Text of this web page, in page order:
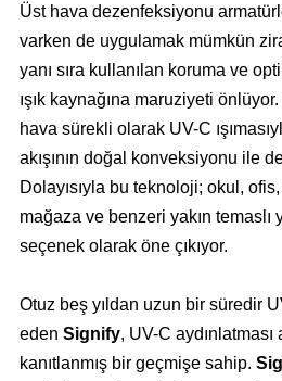
Üst hava dezenfeksiyonu
varken de uygulamak mümkün
yanı sıra kullanılan koruma ve
ışık kaynağına maruziyeti
hava sürekli olarak UV-C
akışının doğal konveksiyonu ile
Dolayısıyla bu teknoloji; okul,
mağaza ve benzeri yakın
seçenek olarak öne çıkıyor.
Otuz beş yıldan uzun bir süredir
eden Signify, UV-C aydınlatması
kanıtlanmış bir geçmişe sahip.